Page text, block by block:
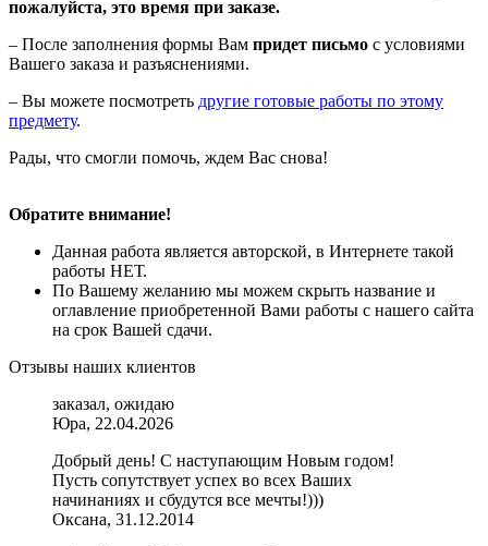
пожалуйста, это время при заказе.
– После заполнения формы Вам придет письмо с условиями
Вашего заказа и разъяснениями.
– Вы можете посмотреть другие готовые работы по этому
предмету.
Рады, что смогли помочь, ждем Вас снова!
Обратите внимание!
Данная работа является авторской, в Интернете такой
работы НЕТ.
По Вашему желанию мы можем скрыть название и
оглавление приобретенной Вами работы с нашего сайта
на срок Вашей сдачи.
Отзывы наших клиентов
заказал, ожидаю
Юра, 22.04.2026
Добрый день! С наступающим Новым годом!
Пусть сопутствует успех во всех Ваших
начинаниях и сбудутся все мечты!)))
Оксана, 31.12.2014